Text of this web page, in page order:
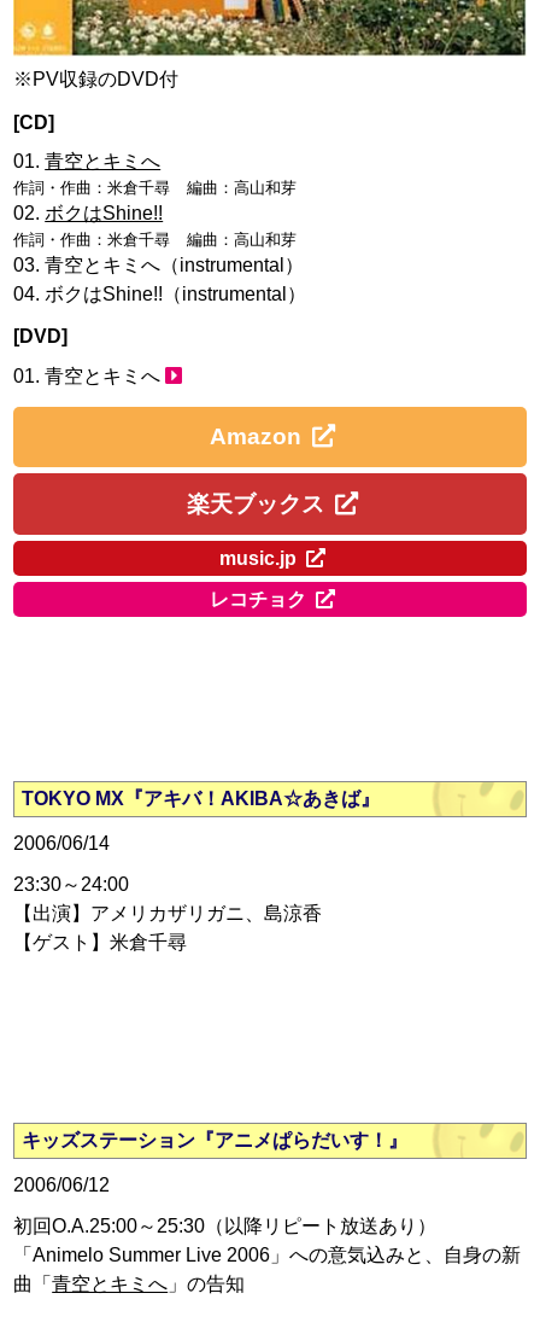
※PV収録のDVD付
[CD]
青空とキミへ
作詞・作曲：米倉千尋 編曲：高山和芽
ボクはShine!!
作詞・作曲：米倉千尋 編曲：高山和芽
青空とキミへ（instrumental）
ボクはShine!!（instrumental）
[DVD]
青空とキミへ
Amazon
楽天ブックス
music.jp
レコチョク
TOKYO MX『アキバ！AKIBA☆あきば』
2006/06/14
23:30～24:00
【出演】アメリカザリガニ、島涼香
【ゲスト】米倉千尋
キッズステーション『アニメぱらだいす！』
2006/06/12
初回O.A.25:00～25:30（以降リピート放送あり）
「Animelo Summer Live 2006」への意気込みと、自身の新
曲「青空とキミへ 」の告知